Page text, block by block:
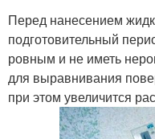
Перед нанесением
подготовительный
ровным и не иметь
для выравнивания
при этом увеличится